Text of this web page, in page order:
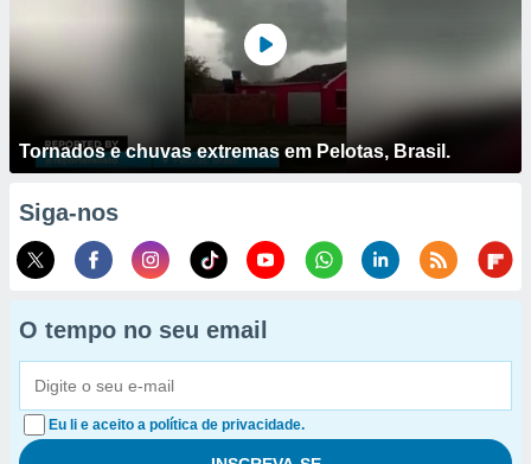
Tornados e chuvas extremas em Pelotas, Brasil.
Siga-nos
O tempo no seu email
Eu li e aceito a política de privacidade.